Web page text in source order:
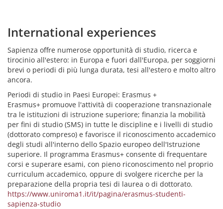
International experiences
Sapienza offre numerose opportunità di studio, ricerca e
tirocinio all'estero: in Europa e fuori dall'Europa, per soggiorni
brevi o periodi di più lunga durata, tesi all'estero e molto altro
ancora.
Periodi di studio in Paesi Europei: Erasmus +
Erasmus+ promuove l'attività di cooperazione transnazionale
tra le istituzioni di istruzione superiore; finanzia la mobilità
per fini di studio (SMS) in tutte le discipline e i livelli di studio
(dottorato compreso) e favorisce il riconoscimento accademico
degli studi all'interno dello Spazio europeo dell'Istruzione
superiore. Il programma Erasmus+ consente di frequentare
corsi e superare esami, con pieno riconoscimento nel proprio
curriculum accademico, oppure di svolgere ricerche per la
preparazione della propria tesi di laurea o di dottorato.
https://www.uniroma1.it/it/pagina/erasmus-studenti-
sapienza-studio